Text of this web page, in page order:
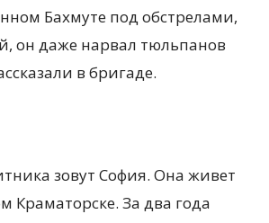
Бахмуте под обстрелами,
он даже нарвал тюльпанов
в бригаде.
зовут София. Она живет
Краматорске. За два года